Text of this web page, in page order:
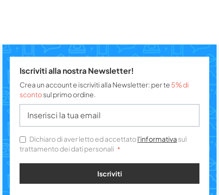
Iscriviti alla nostra Newsletter!
Crea un account e iscriviti alla Newsletter: per te 5% di
scontosul primo ordine.
Dichiaro di aver letto ed accettatol'informativa sul
trattamento dei dati personali
Iscriviti